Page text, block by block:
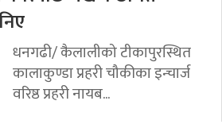
धनगढी/ कैलालीको टीकापुरस्थित
कालाकुण्डा प्रहरी चौकीका इन्चार्ज
वरिष्ठ प्रहरी नायब...